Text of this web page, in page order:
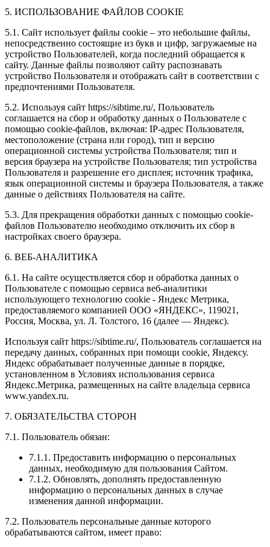
5. ИСПОЛЬЗОВАНИЕ ФАЙЛОВ COOKIE
5.1. Сайт использует файлы cookie – это небольшие файлы,
непосредственно состоящие из букв и цифр, загружаемые на
устройство Пользователей, когда последний обращается к
сайту. Данные файлы позволяют сайту распознавать
устройство Пользователя и отображать сайт в соответствии с
предпочтениями Пользователя.
5.2. Используя сайт https://sibtime.ru/, Пользователь
соглашается на сбор и обработку данных о Пользователе с
помощью cookie-файлов, включая: IP-адрес Пользователя,
местоположение (страна или город), тип и версию
операционной системы устройства Пользователя; тип и
версия браузера на устройстве Пользователя; тип устройства
Пользователя и разрешение его дисплея; источник трафика,
язык операционной системы и браузера Пользователя, а также
данные о действиях Пользователя на сайте.
5.3. Для прекращения обработки данных с помощью cookie-
файлов Пользователю необходимо отключить их сбор в
настройках своего браузера.
6. ВЕБ-АНАЛИТИКА
6.1. На сайте осуществляется сбор и обработка данных о
Пользователе с помощью сервиса веб-аналитики
использующего технологию cookie - Яндекс Метрика,
предоставляемого компанией ООО «ЯНДЕКС», 119021,
Россия, Москва, ул. Л. Толстого, 16 (далее — Яндекс).
Используя сайт https://sibtime.ru/, Пользователь соглашается на
передачу данных, собранных при помощи cookie, Яндексу.
Яндекс обрабатывает полученные данные в порядке,
установленном в Условиях использования сервиса
Яндекс.Метрика, размещенных на сайте владельца сервиса
www.yandex.ru.
7. ОБЯЗАТЕЛЬСТВА СТОРОН
7.1. Пользователь обязан:
7.1.1. Предоставить информацию о персональных
данных, необходимую для пользования Сайтом.
7.1.2. Обновлять, дополнять предоставленную
информацию о персональных данных в случае
изменения данной информации.
7.2. Пользователь персональные данные которого
обрабатываются сайтом, имеет право: